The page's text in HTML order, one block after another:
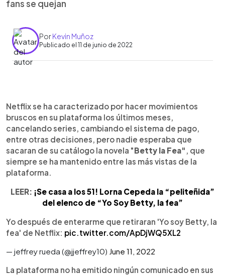
fans se quejan
PorKevin Muñoz
Publicado el 11 de junio de 2022
Escuchar artículo
Netflix se ha caracterizado por hacer movimientos
bruscos en su plataforma los últimos meses,
cancelando series, cambiando el sistema de pago,
entre otras decisiones, pero nadie esperaba que
sacaran de su catálogo la novela "Betty la Fea" , que
siempre se ha mantenido entre las más vistas de la
plataforma.
LEER: ¡Se casa a los 51! Lorna Cepeda la “peliteñida”
del elenco de “Yo Soy Betty, la fea”
Yo después de enterarme que retiraran 'Yo soy Betty, la
fea' de Netflix: pic.twitter.com/ApDjWQ5XL2
— jeffrey rueda (@jjeffrey10) June 11, 2022
La plataforma no ha emitido ningún comunicado en sus